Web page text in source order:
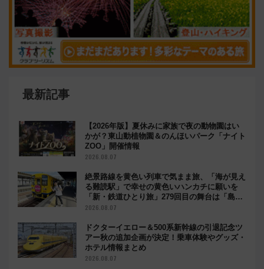
最新記事
【2026年版】夏休みに家族で夜の動物園はい
かが？東山動植物園＆のんほいパーク「ナイト
ZOO」開催情報
2026.08.07
絶景路線を黄色い列車で気まま旅、「海が見え
る難読駅」で幸せの黄色いハンカチに願いを
「新・鉄道ひとり旅」279回目の舞台は「島原
鉄道」
2026.08.07
ドクターイエロー＆500系新幹線の引退記念ツ
アー秋の追加企画が決定！乗車体験やグッズ・
ホテル情報まとめ
2026.08.07